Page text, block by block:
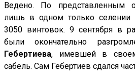
Ведено. По представленным
лишь в одном только селении
3050 винтовок. 9 сентября в
были окончательно
Гебертиева, имевшей в
сабель. Сам Гебертиев сдался